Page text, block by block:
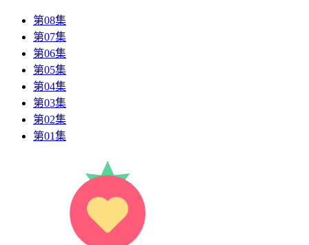
第08集
第07集
第06集
第05集
第04集
第03集
第02集
第01集